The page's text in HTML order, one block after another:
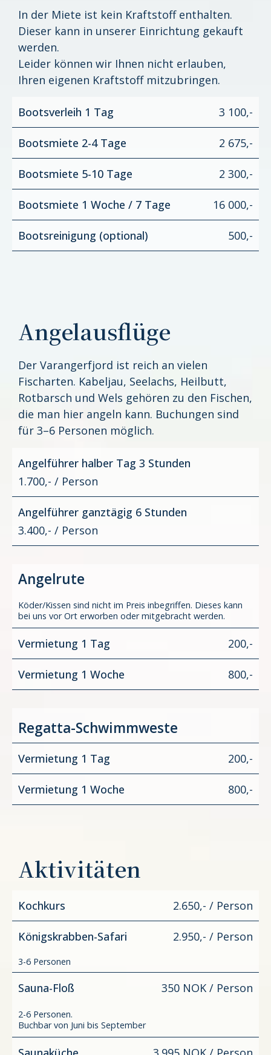
In der Miete ist kein Kraftstoff enthalten.
Dieser kann in unserer Einrichtung gekauft
werden.
Leider können wir Ihnen nicht erlauben,
Ihren eigenen Kraftstoff mitzubringen.
Bootsverleih 1 Tag 3 100,-
Bootsmiete 2-4 Tage 2 675,-
Bootsmiete 5-10 Tage 2 300,-
Bootsmiete 1 Woche / 7 Tage 16 000,-
Bootsreinigung (optional) 500,-
Angelausflüge
Der Varangerfjord ist reich an vielen
Fischarten. Kabeljau, Seelachs, Heilbutt,
Rotbarsch und Wels gehören zu den Fischen,
die man hier angeln kann. Buchungen sind
für 3–6 Personen möglich.
Angelführer halber Tag 3 Stunden
1.700,- / Person
Angelführer ganztägig 6 Stunden
3.400,- / Person
Angelrute
Köder/Kissen sind nicht im Preis inbegriffen. Dieses kann
bei uns vor Ort erworben oder mitgebracht werden.
Vermietung 1 Tag 200,-
Vermietung 1 Woche 800,-
Regatta-Schwimmweste
Vermietung 1 Tag 200,-
Vermietung 1 Woche 800,-
Aktivitäten
Kochkurs 2.650,- / Person
Königskrabben-Safari 2.950,- / Person
3-6 Personen
Sauna-Floß 350 NOK / Person
2-6 Personen.
Buchbar von Juni bis September